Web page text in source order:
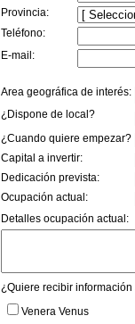
Provincia:
Teléfono:
E-mail:
Area geográfica de interés:
¿Dispone de local?
¿Cuando quiere empezar?
Capital a invertir:
Dedicación prevista:
Ocupación actual:
Detalles ocupación actual:
¿Quiere recibir
Venera Venus